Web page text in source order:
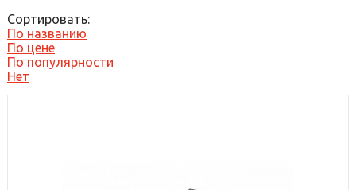
Сортировать:
По названию
По цене
По популярности
Нет